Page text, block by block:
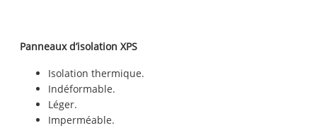
Panneaux d’isolation XPS
Isolation thermique.
Indéformable.
Léger.
Imperméable.